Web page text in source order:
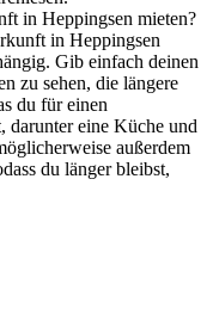
in Heppingsen mieten?
in Heppingsen
Gib einfach deinen
zu sehen, die längere
du für einen
darunter eine Küche und
außerdem
du länger bleibst,